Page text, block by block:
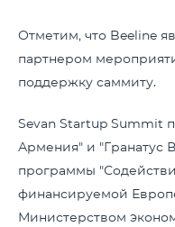
Отметим, что Beeline
партнером
поддержку саммиту.
Sevan Startup Summit
Армения" и "Гранатус
программы
финансируемой
Министерством